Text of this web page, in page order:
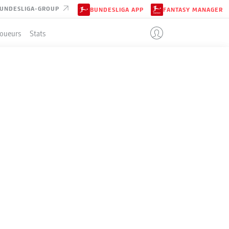
GROUP BUNDESLIGA APP FANTASY MANAGER
Stats